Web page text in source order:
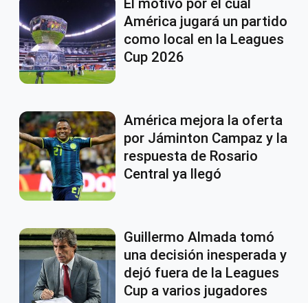
El motivo por el cual
América jugará un partido
como local en la Leagues
Cup 2026
América mejora la oferta
por Jáminton Campaz y la
respuesta de Rosario
Central ya llegó
Guillermo Almada tomó
una decisión inesperada y
dejó fuera de la Leagues
Cup a varios jugadores